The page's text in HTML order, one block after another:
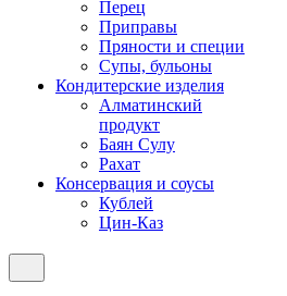
Перец
Приправы
Пряности и специи
Супы, бульоны
Кондитерские изделия
Алматинский
продукт
Баян Сулу
Рахат
Консервация и соусы
Кублей
Цин-Каз